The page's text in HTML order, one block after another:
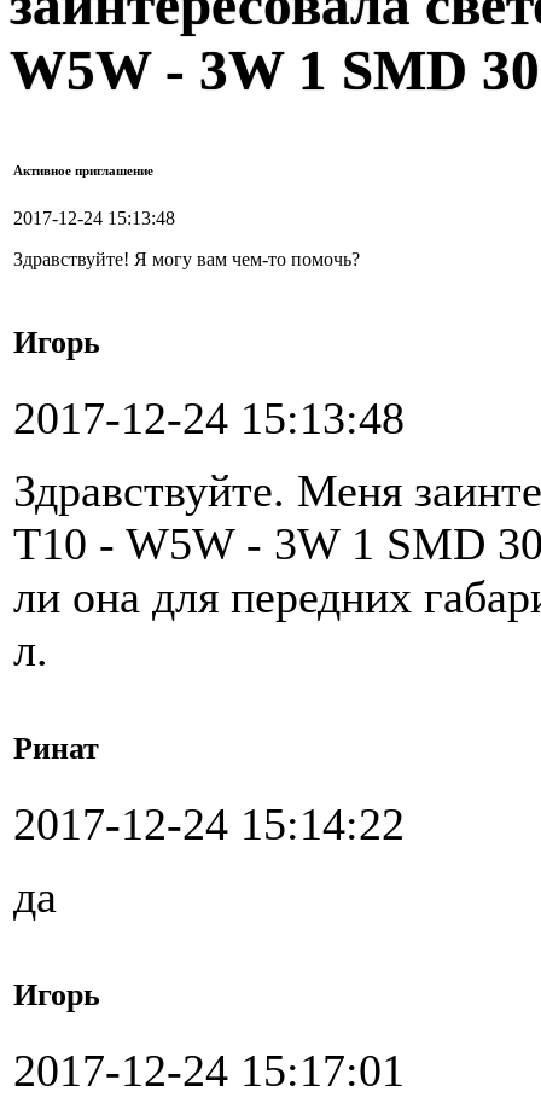
W5W - 3W 1 SMD
Активное приглашение
2017-12-24 15:13:48
Здравствуйте! Я могу вам чем-то помочь?
Игорь
2017-12-24 15:13:48
Здравствуйте. Меня
T10 - W5W - 3W 1 SMD
ли она для передних
л.
Ринат
2017-12-24 15:14:22
да
Игорь
2017-12-24 15:17:01